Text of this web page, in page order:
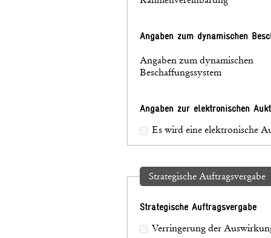
Angaben zum dynamischen
Angaben zum dynamischen
Beschaffungssystem
Angaben zur elektronischen
Es wird eine elektronische
Strategische Auftragsvergabe
Strategische Auftragsvergabe
Verringerung der